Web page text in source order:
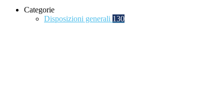
Categorie
Disposizioni generali 130